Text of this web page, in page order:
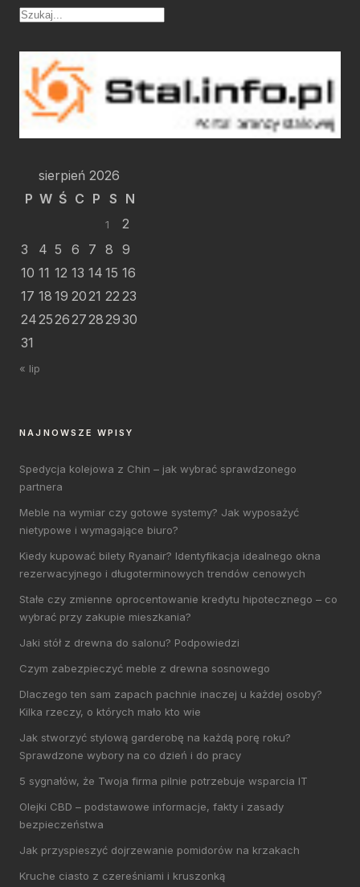
sierpień 2026
P W Ś C P S N
1
2
3
4 5 6 7 8 9
10 11 12 13 14 15 16
17 18 19 2021 22 23
24252627282930
31
« lip
NAJNOWSZE WPISY
Spedycja kolejowa z Chin – jak wybrać sprawdzonego
partnera
Meble na wymiar czy gotowe systemy? Jak wyposażyć
nietypowe i wymagające biuro?
Kiedy kupować bilety Ryanair? Identyfikacja idealnego okna
rezerwacyjnego i długoterminowych trendów cenowych
Stałe czy zmienne oprocentowanie kredytu hipotecznego – co
wybrać przy zakupie mieszkania?
Jaki stół z drewna do salonu? Podpowiedzi
Czym zabezpieczyć meble z drewna sosnowego
Dlaczego ten sam zapach pachnie inaczej u każdej osoby?
Kilka rzeczy, o których mało kto wie
Jak stworzyć stylową garderobę na każdą porę roku?
Sprawdzone wybory na co dzień i do pracy
5 sygnałów, że Twoja firma pilnie potrzebuje wsparcia IT
Olejki CBD – podstawowe informacje, fakty i zasady
bezpieczeństwa
Jak przyspieszyć dojrzewanie pomidorów na krzakach
Kruche ciasto z czereśniami i kruszonką